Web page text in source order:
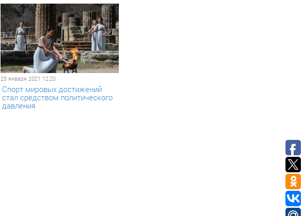
25 января 2021 12:20
Спорт мировых достижений
стал средством политического
давления